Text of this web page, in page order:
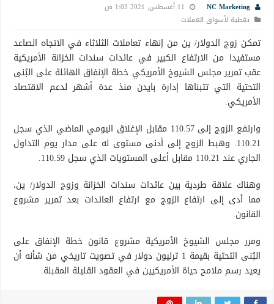
NC Marketing
11 أغسطس, 2021 1:03 ص
تغطية لأسواق العملات
تمكن زوج الدولار/ ين من إنهاء تعاملات الثلاثاء في الاتجاه الصاعد
مستفيدا من الارتفاع الكبير في عائدات سندات الخزانة الأمريكية
عقب تمرير مجلس الشيوخ الأمريكي خطة الإنفاق الهائلة على البُنى
التحتية التي تتبناها إدارة بايدن منذ عدة أشهر لدعم الاقتصاد
الأمريكي.
وارتفع الزوج إلى 110.57 مقابل الإغلاق اليومي الماضي الذي سجل
110.21. وهبط الزوج إلى أدنى مستوى له على مدار يوم التداول
الجاري عند 110.21 مقابل أعلى المستويات الذي سجل 110.59.
وهناك علاقة طردية بين عائدات سندات الخزانة وزوج الدولار/ ين،
مما أدى إلى ارتفاع الزوج مع ارتفاع العائدات بعد تمرير مشروع
القانون.
ومرر مجلس الشيوخ الأمريكية مشروع قانون خطة الإنفاق على
البُنى التحتية بقيمة 1 ترليون دولار في تصويت تاريخي من شأنه أن
يعيد رسم ملامح حياة الأمريكيين في العقود القليلة المقبلة.